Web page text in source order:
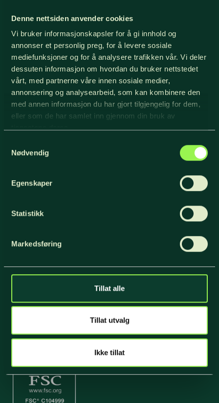
Denne nettsiden anvender cookies
Vi bruker informasjonskapsler for å gi innhold og
annonser et personlig preg, for å levere sosiale
mediefunksjoner og for å analysere trafikken vår. Vi deler
dessuten informasjon om hvordan du bruker nettstedet
vårt, med partnerne våre innen sosiale medier,
annonsering og analysearbeid, som kan kombinere den
med annen informasjon du har gjort tilgjengelig for dem,
eller som de har samlet inn gjennom din bruk av
Nødvendig
Egenskaper
Statistikk
Markedsføring
Tillat alle
Tillat utvalg
Ikke tillat
Om oss
Om NORTØMMER
Regioner
Personvern
Kontakt oss
Jegerstien 18
2406 Elverum
+47 904 78 000